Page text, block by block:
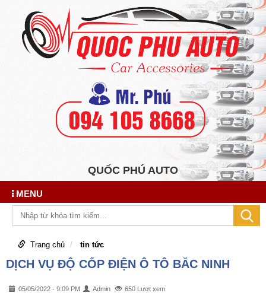
QUỐC PHÚ AUTO
MENU
Trang chủ tin tức
DỊCH VỤ ĐỘ CỐP ĐIỆN Ô TÔ BẮC NINH
05/05/2022 - 9:09 PM Admin 650 Lượt xem